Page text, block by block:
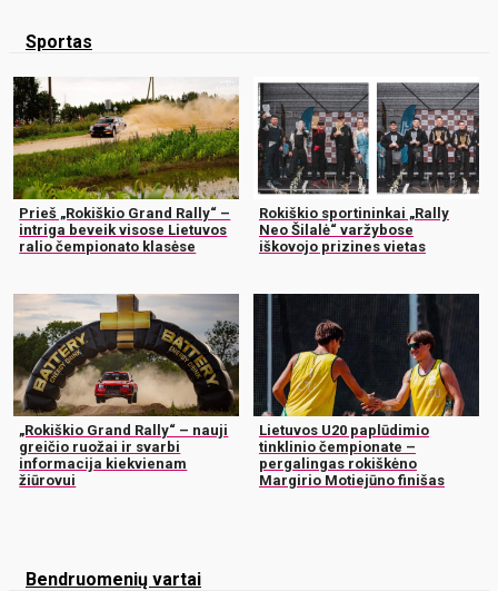
Sportas
Prieš „Rokiškio Grand Rally“ –
intriga beveik visose Lietuvos
ralio čempionato klasėse
Rokiškio sportininkai „Rally
Neo Šilalė“ varžybose
iškovojo prizines vietas
„Rokiškio Grand Rally“ – nauji
greičio ruožai ir svarbi
informacija kiekvienam
žiūrovui
Lietuvos U20 paplūdimio
tinklinio čempionate –
pergalingas rokiškėno
Margirio Motiejūno finišas
Bendruomenių vartai